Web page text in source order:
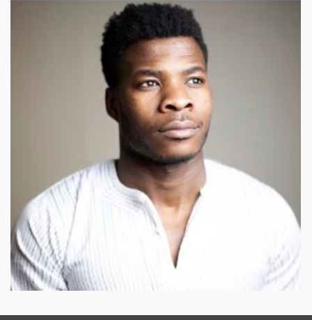
Bajemon Liolia